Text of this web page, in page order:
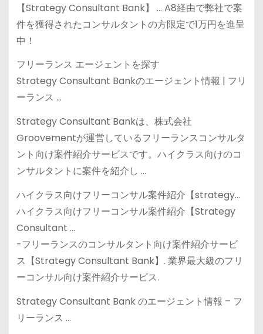
【Strategy Consultant Bank】 … A8経由で弊社で案
件を獲得されたコンサルタントの方限定で1万円を進呈
中！
フリーランス エージェントを探す
Strategy Consultant Bankのエージェント情報 | フリ
ーランス …
Strategy Consultant Bankは、株式会社
Groovementが運営しているフリーランスコンサルタ
ント向け案件紹介サービスです。ハイクラス向けのコ
ンサルタントに案件を紹介し …
ハイクラス向けフリーコンサル案件紹介【strategy…
ハイクラス向けフリーコンサル案件紹介【Strategy
Consultant …
-フリーランスのコンサルタント向け案件紹介サービ
ス【Strategy Consultant Bank】. 業界最大級のフリ
ーコンサル向け案件紹介サービス.
Strategy Consultant Bank のエージェント情報 – フ
リーランス …